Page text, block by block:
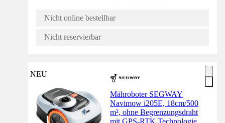
Nicht online bestellbar
Nicht reservierbar
NEU
Mähroboter SEGWAY
Navimow i205E, 18cm/500
m², ohne Begrenzungsdraht